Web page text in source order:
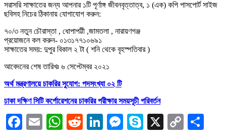
সরাসরি সাক্ষাতের জন্য আপনার ১টি পূর্ণাঙ্গ জীবনবৃত্তাত্ব, ১ (এক) কপি পাসপোর্ট সাইজ
ছবিসহ নিচের ঠিকানায় যোগাযোগ করুন:
৭০/৩ নতুন চৌরাস্তা , ধোপাপট্টী ,জামতলা , নারায়ণগঞ্জ
প্রয়োজনে কল করুন- ০১৩১৭৭১০৬৯১
সাক্ষাতের সময়: দুপুর বিকাল ২ টা ( শনি থেকে বৃহস্পতিবার )
আবেদনের শেষ তারিখঃ ৬ সেপ্টেম্বর ২০২১
অর্থ মন্ত্রণালয়ে চাকরির সুযোগ: পদসংখ্যা ০২ টি
ঢাকা দক্ষিণ সিটি কর্পোরেশনের চাকরির পরীক্ষার সময়সূচী পরিবর্তন
Facebook
EmailWhatsApp
RedditLinkedIn
Messenger
Skype
X
Copy